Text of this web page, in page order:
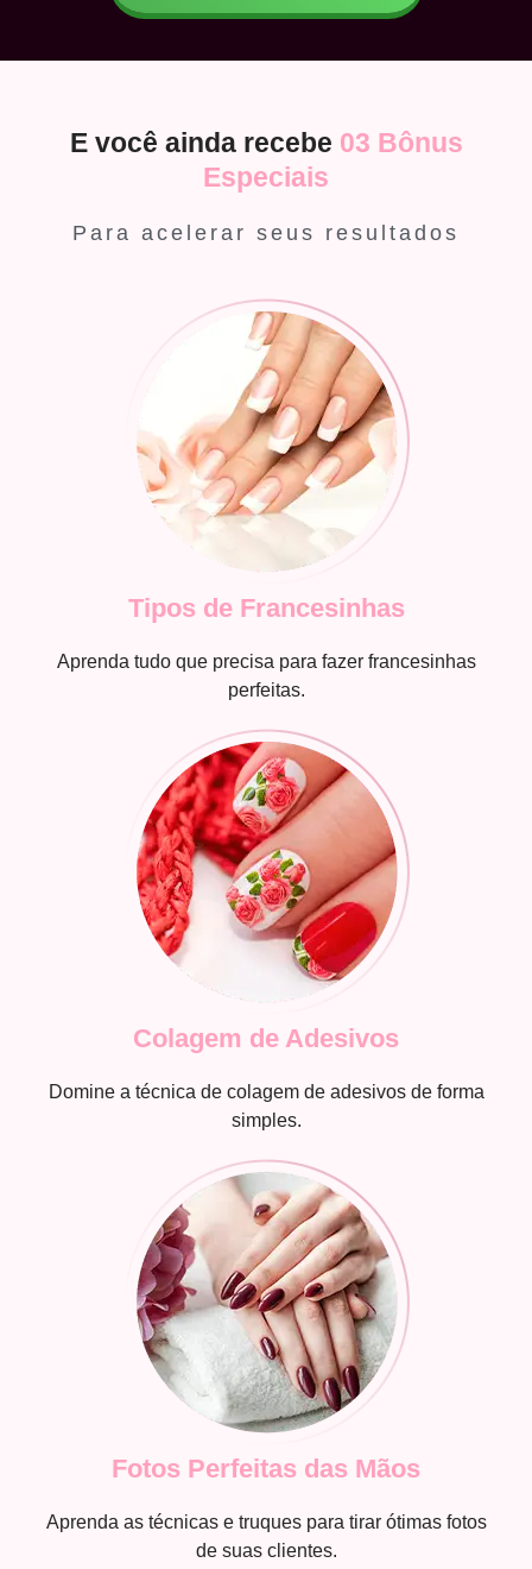
E você ainda recebe 03 Bônus
Especiais
Para acelerar seus resultados
Tipos de Francesinhas
Aprenda tudo que precisa para fazer francesinhas
perfeitas.
Colagem de Adesivos
Domine a técnica de colagem de adesivos de forma
simples.
Fotos Perfeitas das Mãos
Aprenda as técnicas e truques para tirar ótimas fotos
de suas clientes.